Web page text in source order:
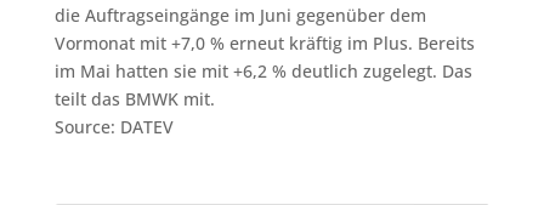
die Auftragseingänge im Juni gegenüber dem
Vormonat mit +7,0 % erneut kräftig im Plus. Bereits
im Mai hatten sie mit +6,2 % deutlich zugelegt. Das
teilt das BMWK mit.
Source: DATEV